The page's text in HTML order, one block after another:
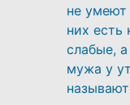
не умеют
них есть
слабые,
мужа у